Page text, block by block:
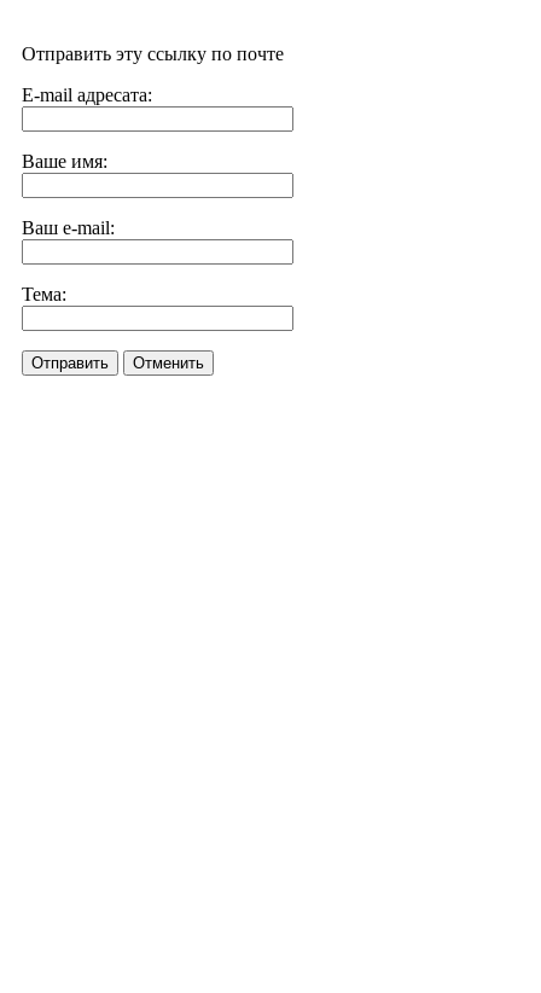
Отправить эту ссылку по почте
E-mail адресата:
Ваше имя:
Ваш e-mail:
Тема:
Отправить Отменить